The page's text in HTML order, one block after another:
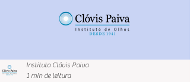
Instituto Clóvis Paiva
1 min de leitura